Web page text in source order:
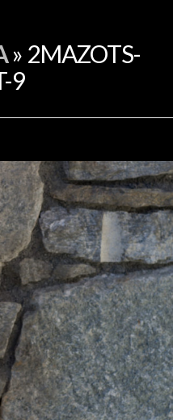
» 2MAZOTS-
9